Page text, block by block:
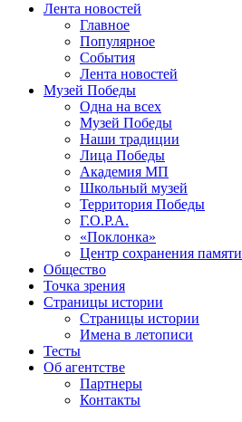
Лента новостей
Главное
Популярное
События
Лента новостей
Музей Победы
Одна на всех
Музей Победы
Наши традиции
Лица Победы
Академия МП
Школьный музей
Территория Победы
Г.О.Р.А.
«Поклонка»
Центр сохранения памяти
Общество
Точка зрения
Страницы истории
Страницы истории
Имена в летописи
Тесты
Об агентстве
Партнеры
Контакты